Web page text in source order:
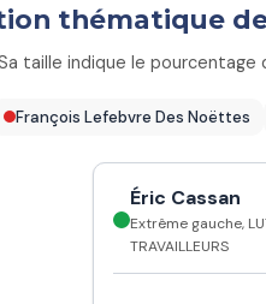
thématique
taille indique le
François Lefebvre Des Noëttes
Éric Cassan
Extrême gauche,
TRAVAILLEURS